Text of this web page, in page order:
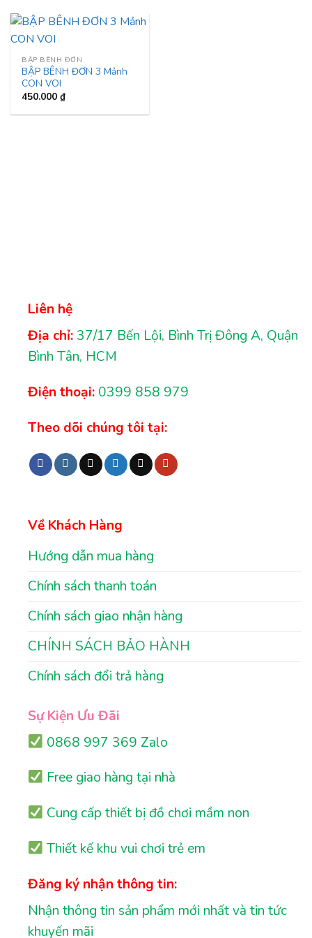
BẬP BÊNH ĐƠN
BẬP BÊNH ĐƠN 3 Mảnh
CON VOI
450.000₫
Liên hệ
Địa chỉ: 37/17 Bến Lội, Bình Trị Đông A, Quận
Bình Tân, HCM
Điện thoại: 0399 858 979
Theo dõi chúng tôi tại:
Về Khách Hàng
Hướng dẫn mua hàng
Chính sách thanh toán
Chính sách giao nhận hàng
CHÍNH SÁCH BẢO HÀNH
Chính sách đổi trả hàng
Sự Kiện Ưu Đãi
0868 997 369 Zalo
Free giao hàng tại nhà
Cung cấp thiết bị đồ chơi mầm non
Thiết kế khu vui chơi trẻ em
Đăng ký nhận thông tin:
Nhận thông tin sản phẩm mới nhất và tin tức
khuyến mãi